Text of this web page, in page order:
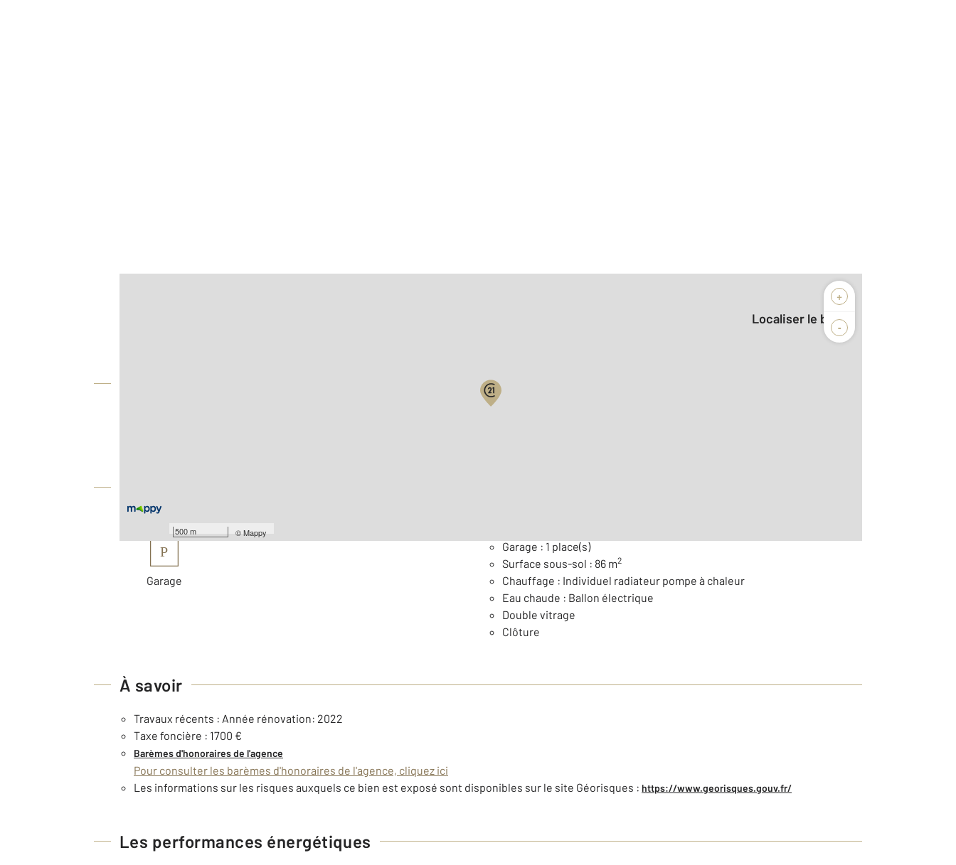
+
-
500 m ©Mappy
Localiser le bien
P
Garage
Garage : 1 place(s)
Surface sous-sol : 86 m2
Chauffage : Individuel radiateur pompe à chaleur
Eau chaude : Ballon électrique
Double vitrage
Clôture
À savoir
Travaux récents : Année rénovation: 2022
Taxe foncière : 1700 €
Barèmes d'honoraires de l'agence
Pour consulter les barèmes d'honoraires de l'agence, cliquez ici
Les informations sur les risques auxquels ce bien est exposé sont disponibles sur le site Géorisques : https://www.georisques.gouv.fr/
Les performances énergétiques